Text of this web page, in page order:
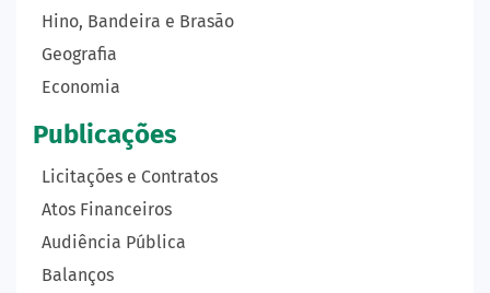
Hino, Bandeira e Brasão
Geografia
Economia
Publicações
Licitações e Contratos
Atos Financeiros
Audiência Pública
Balanços